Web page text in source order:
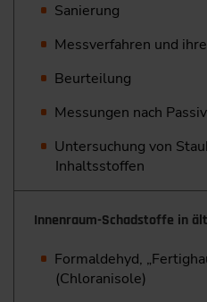
Sanierung
Messverfahren und
Beurteilung
Messungen nach
Untersuchung von
Inhaltsstoffen
Innenraum-Schadstoffe in
Formaldehyd,
(Chloranisole)